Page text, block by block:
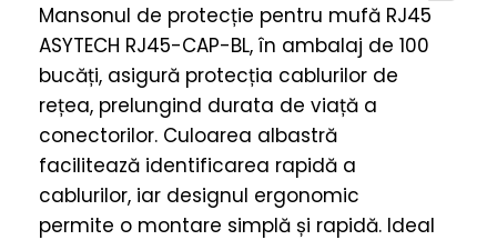
Buc
-
ASYTECH
RJ45-
CAP-
BL
quantity
Mansonul de protecție pentru mufă RJ45
ASYTECH RJ45-CAP-BL, în ambalaj de 100
bucăți, asigură protecția cablurilor de
rețea, prelungind durata de viață a
conectorilor. Culoarea albastră
facilitează identificarea rapidă a
cablurilor, iar designul ergonomic
permite o montare simplă și rapidă. Ideal